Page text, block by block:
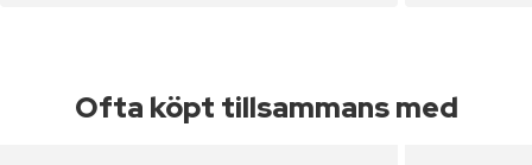
Ofta köpt tillsammans med